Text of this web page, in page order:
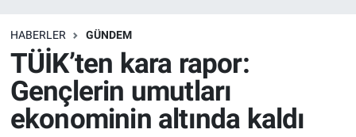
HABERLER GÜNDEM
TÜİK’ten kara rapor:
Gençlerin umutları
ekonominin altında kaldı